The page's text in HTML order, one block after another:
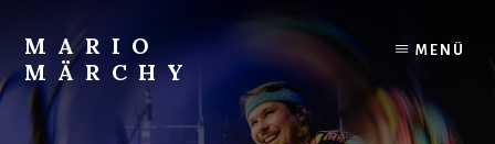
content
MARIO
MÄRCHY
Live
MENÜ